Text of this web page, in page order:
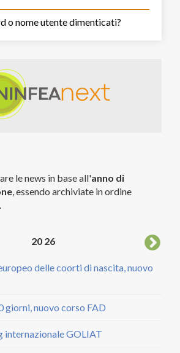
o nome utente dimenticati?
le news in base all'anno di
, essendo archiviate in ordine
20 26
delle coorti di nascita, nuovo
giorni, nuovo corso FAD
internazionale GOLIAT